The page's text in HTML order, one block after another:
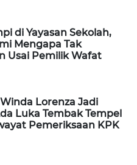
di Yayasan Sekolah,
Mengapa Tak
Usai Pemilik Wafat
Lorenza Jadi
Luka Tembak Tempel
Pemeriksaan KPK